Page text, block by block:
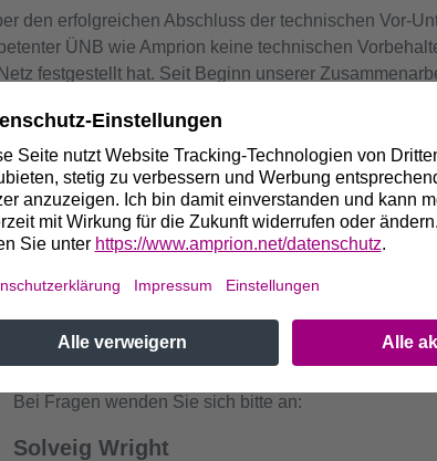
den erfolgreichen Abschluss der technischen Vor-
ÜNB wie Amprion keine technischen
festgestellt hat. Seit Beginn unserer
und Österreich durchgeführt – um nur einige
der ambitionierten Klimaziele der Ampel-
von Smart Wires.
der Bundesregierung beschleunigen den Umbau
kommen auch immer mehr innovative
deutsche Netzentwicklungsplan den Einsatz
Bei Fragen wenden Sie sich bitte an:
Solveig Wright